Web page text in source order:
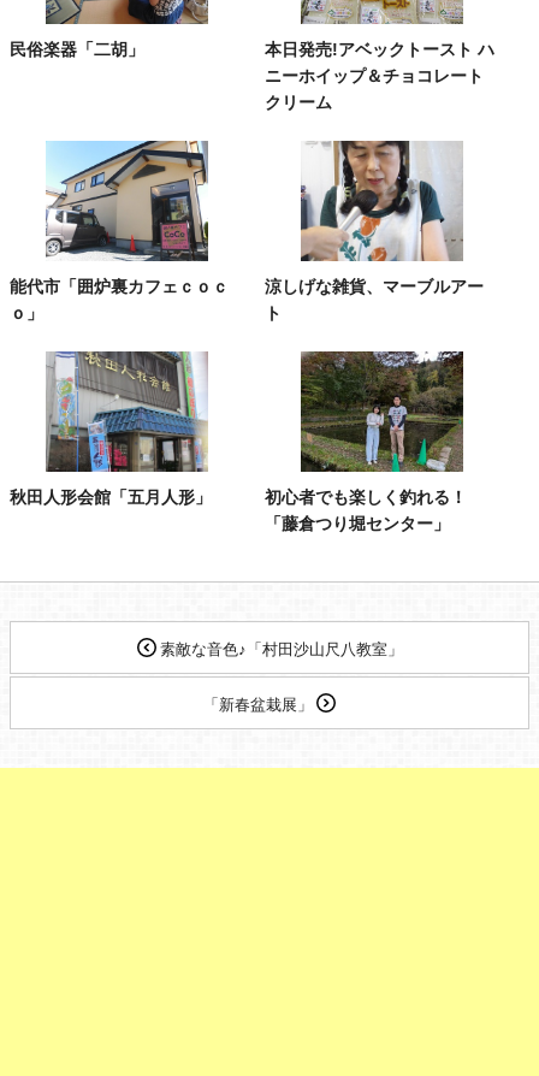
民俗楽器「二胡」
本日発売!アベックトースト ハ
ニーホイップ＆チョコレート
クリーム
能代市「囲炉裏カフェｃｏｃ
ｏ」
涼しげな雑貨、マーブルアー
ト
秋田人形会館「五月人形」
初心者でも楽しく釣れる！
「藤倉つり堀センター」
素敵な音色♪「村田沙山尺八教室」
「新春盆栽展」